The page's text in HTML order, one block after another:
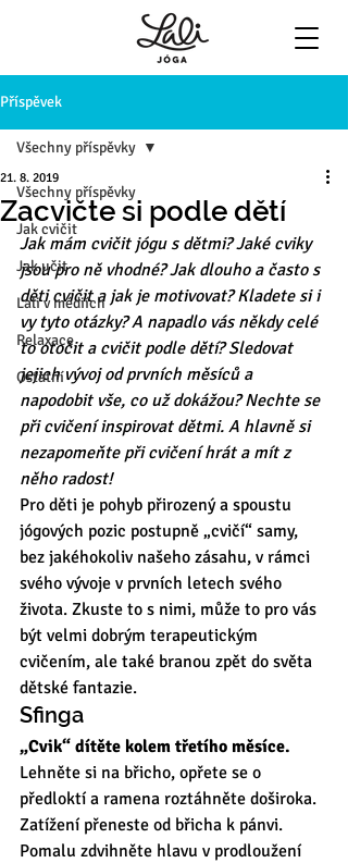
Příspěvek
Všechny příspěvky
Jak cvičit
Jak učit
Lali v médiích
Relaxace
Ostatní
Všechny příspěvky
Zacvičte si podle dětí
21. 8. 2019
Jak mám cvičit jógu s dětmi? Jaké cviky
jsou pro ně vhodné? Jak dlouho a často s
děti cvičit a jak je motivovat? Kladete si i
vy tyto otázky? A napadlo vás někdy celé
to otočit a cvičit podle dětí? Sledovat
jejich vývoj od prvních měsíců a
napodobit vše, co už dokážou? Nechte se
při cvičení inspirovat dětmi. A hlavně si
nezapomeňte při cvičení hrát a mít z
něho radost!
Pro děti je pohyb přirozený a spoustu
jógových pozic postupně „cvičí“ samy,
bez jakéhokoliv našeho zásahu, v rámci
svého vývoje v prvních letech svého
života. Zkuste to s nimi, může to pro vás
být velmi dobrým terapeutickým
cvičením, ale také branou zpět do světa
dětské fantazie.
Sfinga
„Cvik“ dítěte kolem třetího měsíce.
Lehněte si na břicho, opřete se o
předloktí a ramena roztáhněte doširoka.
Zatížení přeneste od břicha k pánvi.
Pomalu zdvihněte hlavu v prodloužení